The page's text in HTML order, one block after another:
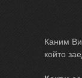
Каним
който